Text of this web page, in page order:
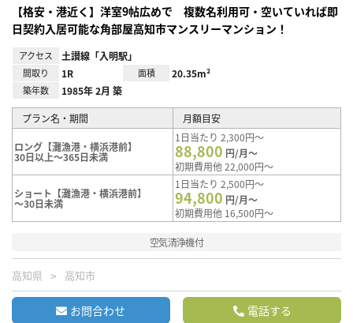
【格安・港近く】洋室9帖広めで 複数名利用可・空いていれば即
日契約入居可能な角部屋高知市マンスリーマンション！
アクセス 土讃線「入明駅」
間取り 1R 面積 20.35m²
築年数 1985年 2月 築
プラン名・期間 月額目安
ロング【灘漁港・横浜港前】
30日以上～365日未満
1日当たり 2,300円～
88,800 円/月～
初期費用他 22,000円～
ショート【灘漁港・横浜港前】
～30日未満
1日当たり 2,500円～
94,800 円/月～
初期費用他 16,500円～
空気清浄機付
高知県 高知市
お問合わせ 電話する